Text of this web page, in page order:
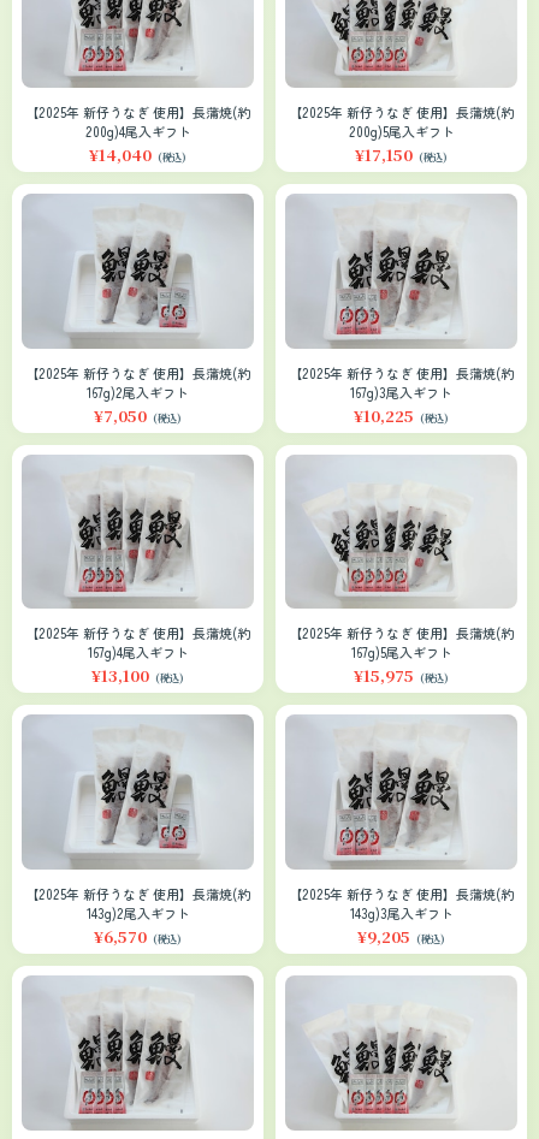
【2025年 新仔うなぎ 使用】長蒲焼(約
200g)4尾入ギフト
¥14,040 (税込)
【2025年 新仔うなぎ 使用】長蒲焼(約
200g)5尾入ギフト
¥17,150 (税込)
【2025年 新仔うなぎ 使用】長蒲焼(約
167g)2尾入ギフト
¥7,050 (税込)
【2025年 新仔うなぎ 使用】長蒲焼(約
167g)3尾入ギフト
¥10,225 (税込)
【2025年 新仔うなぎ 使用】長蒲焼(約
167g)4尾入ギフト
¥13,100 (税込)
【2025年 新仔うなぎ 使用】長蒲焼(約
167g)5尾入ギフト
¥15,975 (税込)
【2025年 新仔うなぎ 使用】長蒲焼(約
143g)2尾入ギフト
¥6,570 (税込)
【2025年 新仔うなぎ 使用】長蒲焼(約
143g)3尾入ギフト
¥9,205 (税込)